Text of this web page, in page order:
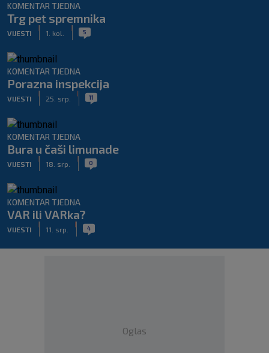
KOMENTAR TJEDNA
Trg pet spremnika
VIJESTI 1. kol. 5
KOMENTAR TJEDNA
Porazna inspekcija
VIJESTI 25. srp. 11
KOMENTAR TJEDNA
Bura u čaši limunade
VIJESTI 18. srp. 0
KOMENTAR TJEDNA
VAR ili VARka?
VIJESTI 11. srp. 4
Oglas